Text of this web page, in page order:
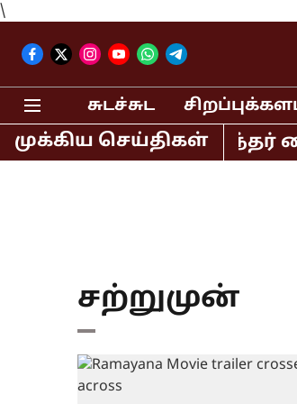
\
சுடச்சுட
முக்கிய செய்திகள்
பி.ஆர்.சுந்தர்
சற்றுமுன்